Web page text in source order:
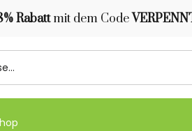
Rabattmit dem Code